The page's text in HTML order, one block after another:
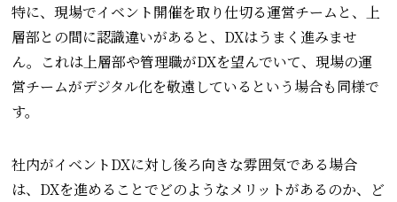
特に、現場でイベント開催を取り仕切る運営チームと、上
層部との間に認識違いがあると、DXはうまく進みませ
ん。これは上層部や管理職がDXを望んでいて、現場の運
営チームがデジタル化を敬遠しているという場合も同様で
す。
社内がイベントDXに対し後ろ向きな雰囲気である場合
は、DXを進めることでどのようなメリットがあるのか、ど